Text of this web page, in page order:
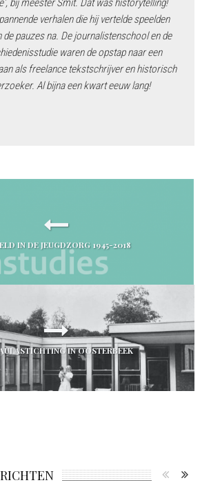
bij meester Smit. Dat was historytelling!
verhalen die hij vertelde speelden
de pauzes na. De journalistenschool en de
waren de opstap naar een
als freelance tekstschrijver en historisch
Al bijna een kwart eeuw lang!
IN DE JEUGDZORG 1945-2018
IN OOSTERBEEK